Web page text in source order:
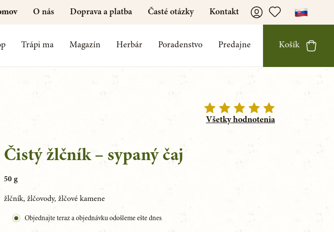
O nás Doprava a platba Časté otázky Kontakt
Trápi ma Magazín Herbár Poradenstvo Predajne Košík
Všetky hodnotenia
Čistý žlčník – sypaný čaj
50 g
žlčník, žlčovody, žlčové kamene
Objednajte teraz a objednávku odošleme ešte dnes